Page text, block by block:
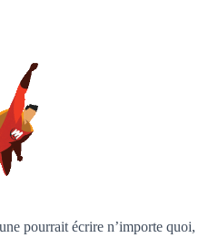
pourrait écrire n’importe quoi,